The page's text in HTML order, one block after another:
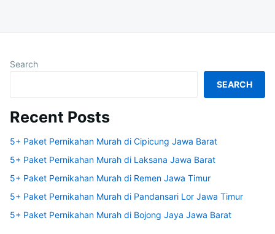
Search
SEARCH
Recent Posts
5+ Paket Pernikahan Murah di Cipicung Jawa Barat
5+ Paket Pernikahan Murah di Laksana Jawa Barat
5+ Paket Pernikahan Murah di Remen Jawa Timur
5+ Paket Pernikahan Murah di Pandansari Lor Jawa Timur
5+ Paket Pernikahan Murah di Bojong Jaya Jawa Barat